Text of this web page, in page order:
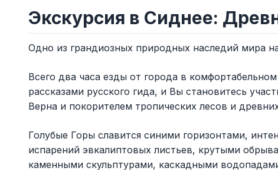
Экскурсия в Сиднее:
Одно из грандиозных природных наследий мира
Всего два часа езды от города в
рассказами русского гида, и Вы становитесь
Верна и покорителем тропических лесов и
Голубые Горы славится синими горизонтами,
испарений эвкалиптовых листьев, крутыми
каменными скульптурами, каскадными